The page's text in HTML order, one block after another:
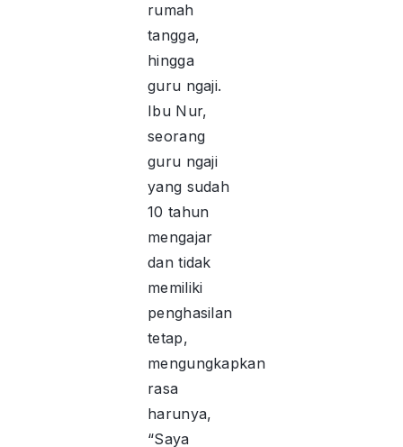
rumah
tangga,
hingga
guru ngaji.
Ibu Nur,
seorang
guru ngaji
yang sudah
10 tahun
mengajar
dan tidak
memiliki
penghasilan
tetap,
mengungkapkan
rasa
harunya,
“Saya